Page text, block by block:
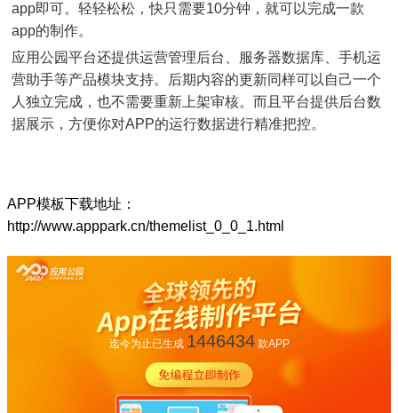
app即可。轻轻松松，快只需要10分钟，就可以完成一款
app的制作。
应用公园平台还提供运营管理后台、服务器数据库、手机运
营助手等产品模块支持。后期内容的更新同样可以自己一个
人独立完成，也不需要重新上架审核。而且平台提供后台数
据展示，方便你对APP的运行数据进行精准把控。
APP模板下载地址：
http://www.apppark.cn/themelist_0_0_1.html
迄今为止已生成 1446434款APP